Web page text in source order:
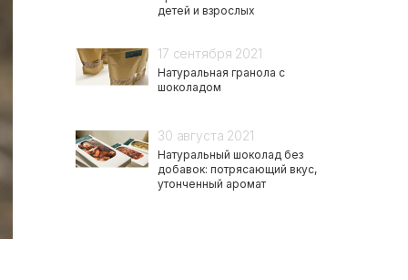
детей и взрослых
17 сентября 2021
Натуральная гранола с
шоколадом
30 августа 2021
Натуральный шоколад без
добавок: потрясающий вкус,
утонченный аромат